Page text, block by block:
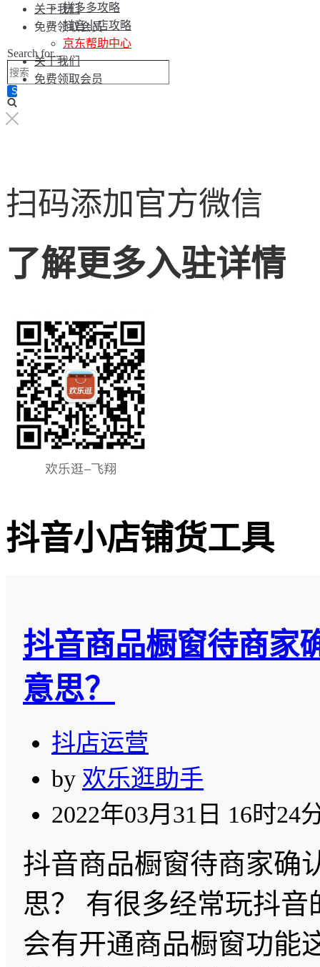
关于我们
免费领取会员
Search for...
拼多多攻略
抖音小店攻略
京东帮助中心
关于我们
免费领取会员
扫码添加官方微信
了解更多入驻详情
抖音小店铺货工具
抖音商品橱窗待商家
意思？
抖店运营
by 欢乐逛助手
2022年03月31日 16时24
抖音商品橱窗待商家确
思？ 有很多经常玩抖音
会有开通商品橱窗功能